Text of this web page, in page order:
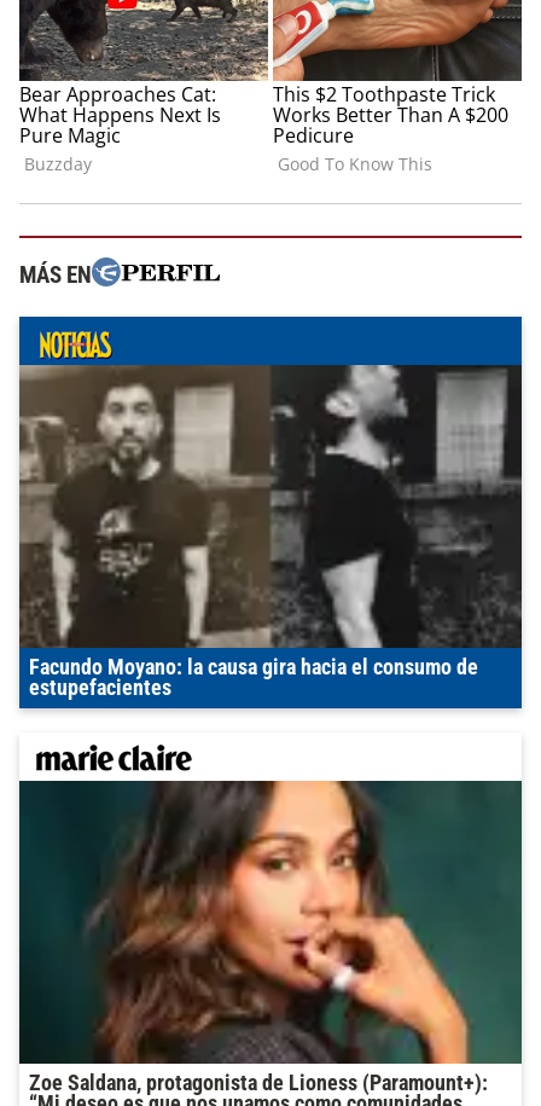
MÁS EN
Facundo Moyano: la causa gira hacia el consumo de
estupefacientes
Zoe Saldana, protagonista de Lioness (Paramount+):